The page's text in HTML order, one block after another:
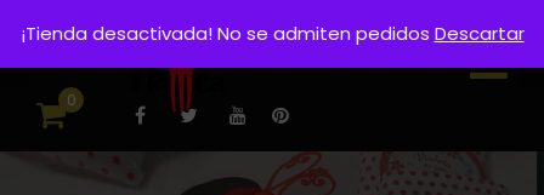
0
¡Tienda desactivada! No se admiten pedidos Descartar